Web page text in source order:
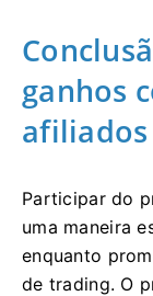
ganhos
afiliados
Participar do
uma maneira
enquanto
de trading. O